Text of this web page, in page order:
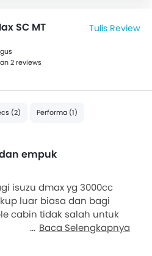
SC MT Tulis Review
2 reviews
(2) Performa (1)
empuk
isuzu dmax yg 3000cc
luar biasa dan bagi
cabin tidak salah untuk
Baca Selengkapnya